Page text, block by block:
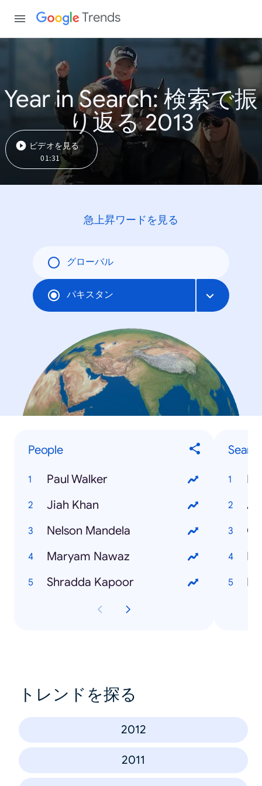
Trends
Year in Search: 検索で振
り返る 2013
ビデオを見る
01:31
急上昇ワードを見る
グローバル
パキスタン
People
Paul Walker
Jiah Khan
Nelson Mandela
Maryam Nawaz
Shradda Kapoor
トレンドを探る
2012
2011